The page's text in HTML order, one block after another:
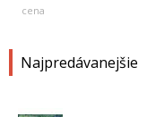
cena
Najpredávanejšie